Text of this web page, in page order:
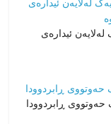
ئیدارەی
حەوتووی ڕابردوودا